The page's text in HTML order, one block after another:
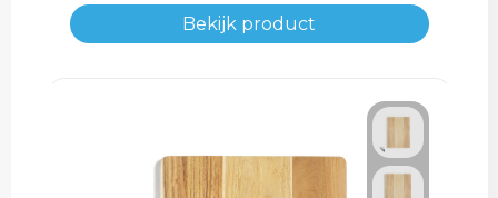
Bekijk product